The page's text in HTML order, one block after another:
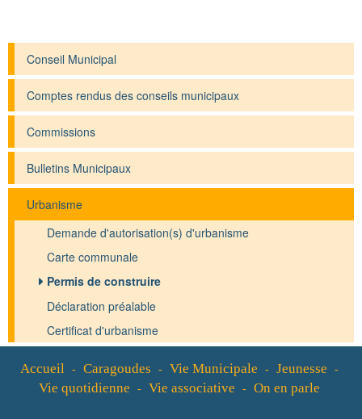
Conseil Municipal
Comptes rendus des conseils municipaux
Commissions
Bulletins Municipaux
Urbanisme
Demande d'autorisation(s) d'urbanisme
Carte communale
Permis de construire
Déclaration préalable
Certificat d'urbanisme
Accueil - Caragoudes - Vie Municipale - Jeunesse -
Vie quotidienne - Vie associative - On en parle